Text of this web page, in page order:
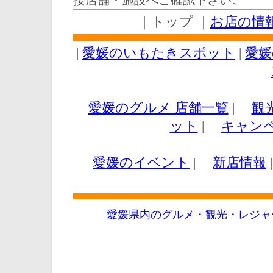
｜トップ ｜ お店の情
| 愛媛のいもたきスポット | 愛
愛媛のグルメ 店舗一覧 | 観
ット | キャン
愛媛のイベント | 新店情報
愛媛県内のグルメ・観光・レジ